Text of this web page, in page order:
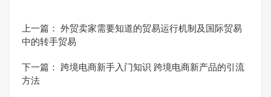
上一篇： 外贸卖家需要知道的贸易运行机制及国际贸易
中的转手贸易
下一篇：
跨境电商新手入门知识 跨境电商新产品的引流
方法